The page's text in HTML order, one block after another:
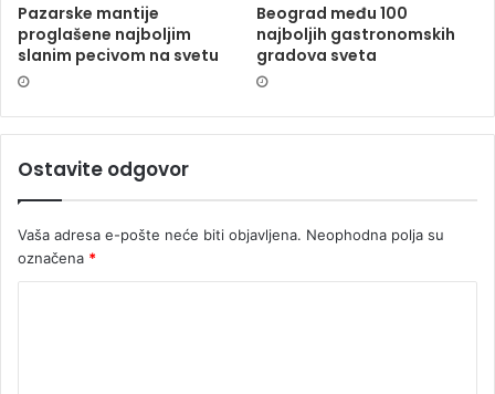
Pazarske mantije
proglašene najboljim
slanim pecivom na svetu
Beograd među 100
najboljih gastronomskih
gradova sveta
Ostavite odgovor
Vaša adresa e-pošte neće biti objavljena. Neophodna polja su
označena *